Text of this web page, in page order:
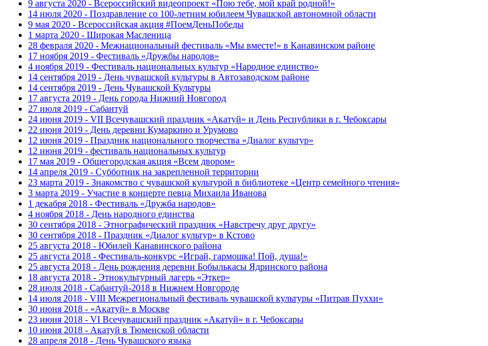
9 августа 2020 - Всероссийский видеопроект «Пою тебе, мой край родной!»
14 июля 2020 - Поздравление со 100-летним юбилеем Чувашской автономной области
9 мая 2020 - Всероссийская акция #ПоемДеньПобеды
1 марта 2020 - Широкая Масленица
28 февраля 2020 - Межнациональный фестиваль «Мы вместе!» в Канавинском районе
17 ноября 2019 - Фестиваль «Дружбы народов»
4 ноября 2019 - Фестиваль национальных культур «Народное единство»
14 сентября 2019 - День чувашской культуры в Автозаводском районе
14 сентября 2019 - День Чувашской Культуры
17 августа 2019 - День города Нижний Новгород
27 июля 2019 - Сабантуй
24 июня 2019 - VII Всечувашский праздник «Акатуй» и День Республики в г. Чебоксары
22 июня 2019 - День деревни Кумаркино и Урумово
12 июня 2019 - Праздник национального творчества «Диалог культур»
12 июня 2019 - фестиваль национальных культур
17 мая 2019 - Общегородская акция «Всем двором»
14 апреля 2019 - Субботник на закрепленной территории
23 марта 2019 - Знакомство с чувашской культурой в библиотеке «Центр семейного чтения»
3 марта 2019 - Участие в концерте певца Михаила Иванова
1 декабря 2018 - Фестиваль «Дружба народов»
4 ноября 2018 - День народного единства
30 сентября 2018 - Этнографический праздник «Навстречу друг другу»
30 сентября 2018 - Праздник «Диалог культур» в Кстово
25 августа 2018 - Юбилей Канавинского района
25 августа 2018 - Фестиваль-конкурс «Играй, гармошка! Пой, душа!»
25 августа 2018 - День рождения деревни Бобылькасы Ядринского района
18 августа 2018 - Этнокультурный лагерь «Эткер»
28 июля 2018 - Сабантуй-2018 в Нижнем Новгороде
14 июля 2018 - VIII Межрегиональный фестиваль чувашской культуры «Питрав Пуххи»
30 июня 2018 - «Акатуй» в Москве
23 июня 2018 - VI Всечувашский праздник «Акатуй» в г. Чебоксары
10 июня 2018 - Акатуй в Тюменской области
28 апреля 2018 - День Чувашского языка